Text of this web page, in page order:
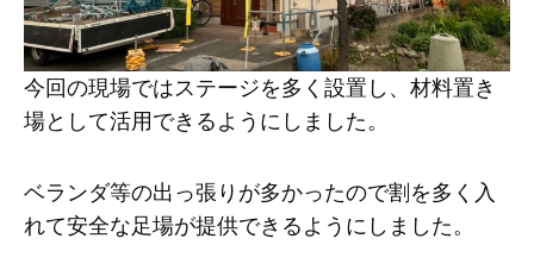
今回の現場ではステージを多く設置し、材料置き
場として活用できるようにしました。
ベランダ等の出っ張りが多かったので割を多く入
れて安全な足場が提供できるようにしました。